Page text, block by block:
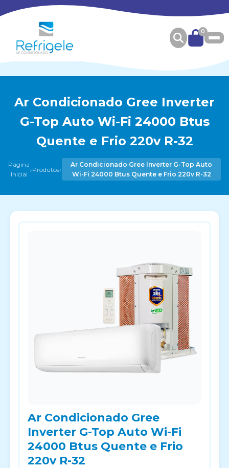
0
Ar Condicionado Gree Inverter
G-Top Auto Wi-Fi 24000 Btus
Quente e Frio 220v R-32
Página
Inicial ›Produtos›
Ar Condicionado Gree Inverter G-Top Auto
Wi-Fi 24000 Btus Quente e Frio 220v R-32
Ar Condicionado Gree
Inverter G-Top Auto Wi-Fi
24000 Btus Quente e Frio
220v R-32